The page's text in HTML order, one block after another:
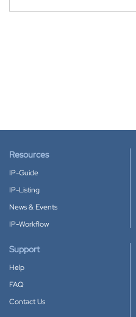
Resources
IP-Guide
IP-Listing
News & Events
IP-Workflow
Support
Help
FAQ
Contact Us